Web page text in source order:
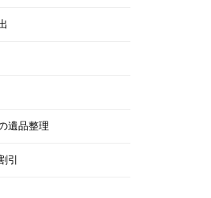
遺品整理
引